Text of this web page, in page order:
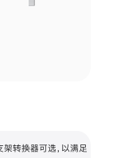
转换器可选，以满足